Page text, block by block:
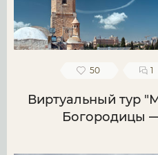
50 1
Виртуальный тур
Богородицы